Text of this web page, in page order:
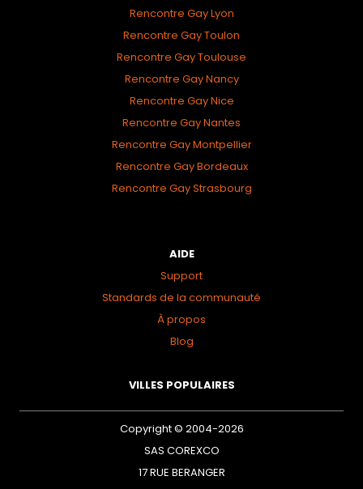
Rencontre Gay Lyon
Rencontre Gay Toulon
Rencontre Gay Toulouse
Rencontre Gay Nancy
Rencontre Gay Nice
Rencontre Gay Nantes
Rencontre Gay Montpellier
Rencontre Gay Bordeaux
Rencontre Gay Strasbourg
AIDE
Support
Standards de la communauté
À propos
Blog
VILLES POPULAIRES
Copyright © 2004-2026
SAS COREXCO
17 RUE BERANGER